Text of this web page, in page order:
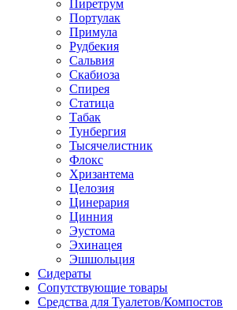
Пиретрум
Портулак
Примула
Рудбекия
Сальвия
Скабиоза
Спирея
Статица
Табак
Тунбергия
Тысячелистник
Флокс
Хризантема
Целозия
Цинерария
Цинния
Эустома
Эхинацея
Эшшольция
Сидераты
Сопутствующие товары
Средства для Туалетов/Компостов